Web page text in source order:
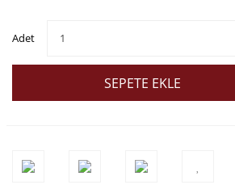
Adet
SEPETE EKLE